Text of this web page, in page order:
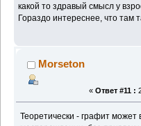
какой то здравый смысл у
Гораздо интереснее, что там
Morseton
« Ответ #11 :
Теоретически - графит может